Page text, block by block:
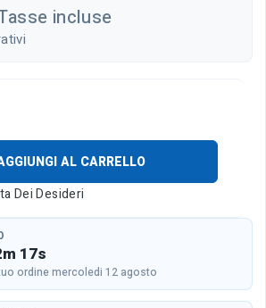
incluse
AL CARRELLO
Dei Desideri
17s
ordine mercoledi 12 agosto